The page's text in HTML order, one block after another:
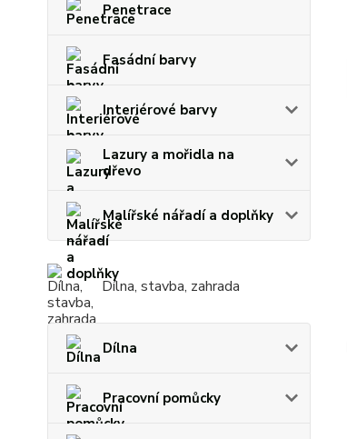
Penetrace
Fasádní barvy
Interiérové barvy
Lazury a mořidla na
dřevo
Malířské nářadí a doplňky
Dílna, stavba, zahrada
Dílna
Pracovní pomůcky